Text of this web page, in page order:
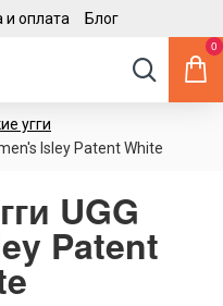
и оплата Блог
0
угги
Isley Patent White
UGG
Patent